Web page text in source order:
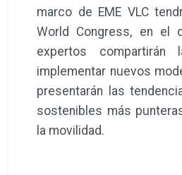
marco de EME VLC
World Congress, en el
expertos compartirán
implementar nuevos
presentarán las
sostenibles más
la movilidad.